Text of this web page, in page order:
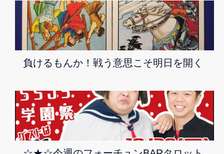
負けるもんか！戦う意思こそ明日を開く